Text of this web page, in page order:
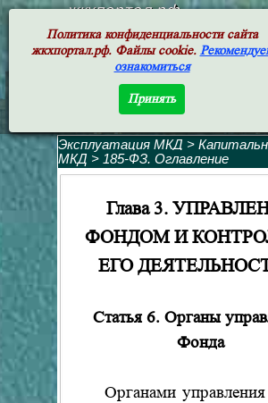
жкхпортал.рф
Эксплуатация МКД >
МКД > 185-ФЗ. Оглавление
Глава 3.
ФОНДОМ И
ЕГО
Статья 6. Органы
Фонда
Органами
Политика конфиденциальности сайта
жкхпортал.рф. Файлы cookie.
ознакомиться
Принять